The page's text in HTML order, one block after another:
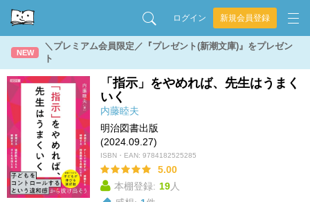
ログイン 新規会員登録
NEW
＼プレミアム会員限定／『プレゼント(新潮文庫)』をプレゼン
ト
「指示」をやめれば、先生はうまく
いく
内藤睦夫
明治図書出版
(2024.09.27)
ISBN・EAN: 9784182525285
5.00
本棚登録: 19人